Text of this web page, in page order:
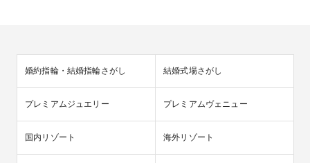
婚約指輪・結婚指輪さがし 結婚式場さがし
プレミアムジュエリー プレミアムヴェニュー
国内リゾート 海外リゾート